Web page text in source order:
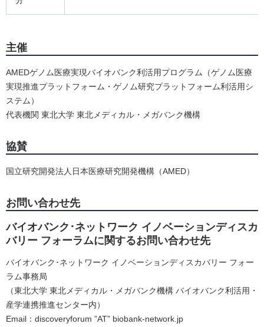
主催
AMEDゲノム医療実現バイオバンク利活用プログラム（ゲノム医療
実現推進プラットフォーム・ゲノム研究プラットフォーム利活用シ
ステム）
代表機関 東北大学 東北メディカル・メガバンク機構
協賛
国立研究開発法人日本医療研究開発機構（AMED）
お問い合わせ先
バイオバンク･ネットワーク イノベーションディスカ
バリー フォーラムに関するお問い合わせ先
バイオバンク･ネットワーク イノベーションディスカバリー フォー
ラム事務局
（東北大学 東北メディカル・メガバンク機構 バイオバンク利活用・
産学連携推進センター内）
Email：discoveryforum ”AT” biobank-network.jp